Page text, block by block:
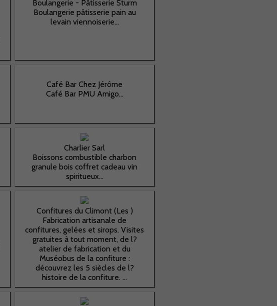
Boulangerie - Pâtisserie Sturm
Boulangerie pâtisserie pain au
levain viennoiserie...
Café Bar Chez Jérôme
Café Bar PMU Amigo...
Charlier Sarl
Boissons combustible charbon
granule bois coffret cadeau vin
spiritueux...
Confitures du Climont (Les )
Fabrication artisanale de
confitures, gelées et sirops. Visites
gratuites à tout moment, de l?
atelier de fabrication et du
Muséobus de la confiture :
découvrez les 5 siècles de l?
histoire de la confiture. ...